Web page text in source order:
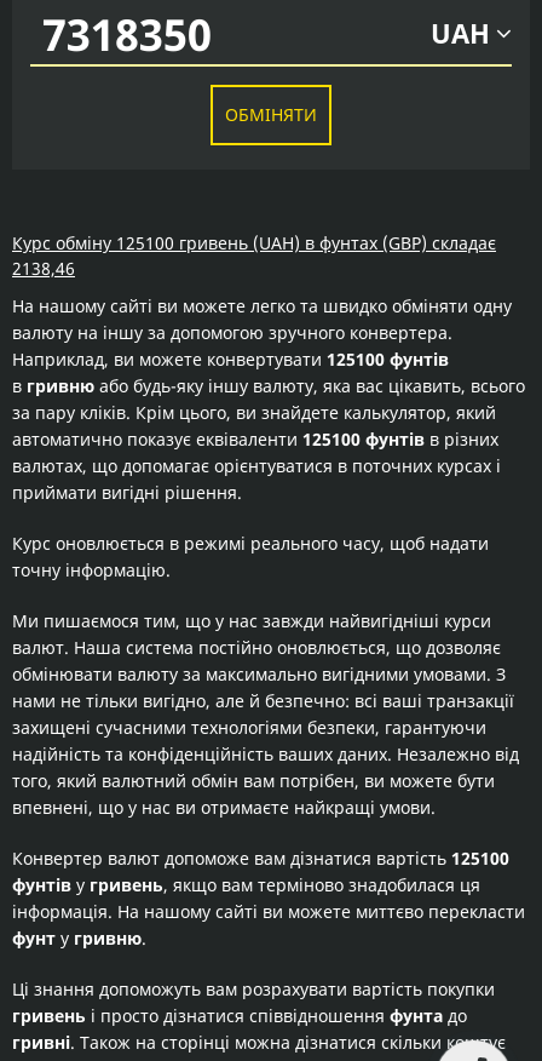
UAH
ОБМІНЯТИ
Курс обміну 125100 гривень (UAH) в фунтах (GBP) складає
2138,46
На нашому сайті ви можете легко та швидко обміняти одну
валюту на іншу за допомогою зручного конвертера.
Наприклад, ви можете конвертувати 125100 фунтів
в гривню або будь-яку іншу валюту, яка вас цікавить, всього
за пару кліків. Крім цього, ви знайдете калькулятор, який
автоматично показує еквіваленти 125100 фунтів в різних
валютах, що допомагає орієнтуватися в поточних курсах і
приймати вигідні рішення.
Курс оновлюється в режимі реального часу, щоб надати
точну інформацію.
Ми пишаємося тим, що у нас завжди найвигідніші курси
валют. Наша система постійно оновлюється, що дозволяє
обмінювати валюту за максимально вигідними умовами. З
нами не тільки вигідно, але й безпечно: всі ваші транзакції
захищені сучасними технологіями безпеки, гарантуючи
надійність та конфіденційність ваших даних. Незалежно від
того, який валютний обмін вам потрібен, ви можете бути
впевнені, що у нас ви отримаєте найкращі умови.
Конвертер валют допоможе вам дізнатися вартість 125100
фунтів у гривень, якщо вам терміново знадобилася ця
інформація. На нашому сайті ви можете миттєво перекласти
фунт у гривню.
Ці знання допоможуть вам розрахувати вартість покупки
гривень і просто дізнатися співвідношення фунта до
гривні. Також на сторінці можна дізнатися скільки коштує